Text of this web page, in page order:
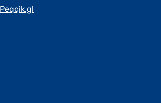
Peqqik.gl